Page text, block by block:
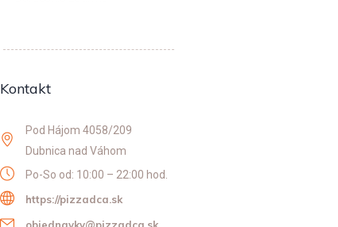
Kontakt
Pod Hájom 4058/209
Dubnica nad Váhom
Po-So od: 10:00 – 22:00 hod.
https://pizzadca.sk